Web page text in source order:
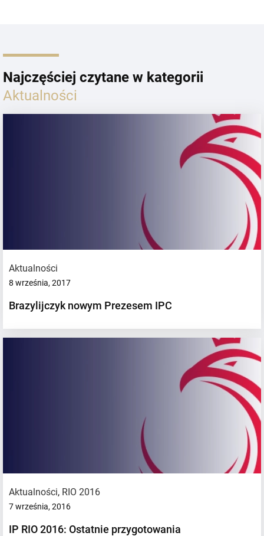
Najczęściej czytane w kategorii
Aktualności
Aktualności
8 września, 2017
Brazylijczyk nowym Prezesem IPC
Aktualności, RIO 2016
7 września, 2016
IP RIO 2016: Ostatnie przygotowania